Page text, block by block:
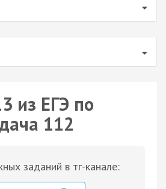
из ЕГЭ по
112
заданий в тг-канале: